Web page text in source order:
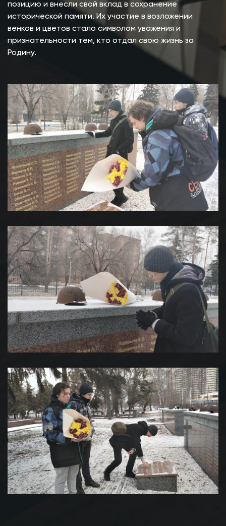
позицию и внесли свой вклад в сохранение
исторической памяти. Их участие в возложении
венков и цветов стало символом уважения и
признательности тем, кто отдал свою жизнь за
Родину.